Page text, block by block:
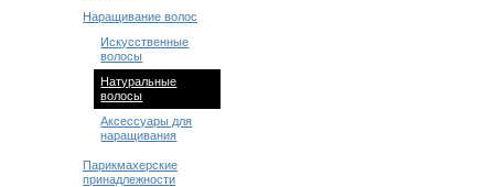
Наращивание волос
Искусственные
волосы
Натуральные
волосы
Аксессуары для
наращивания
Парикмахерские
принадлежности